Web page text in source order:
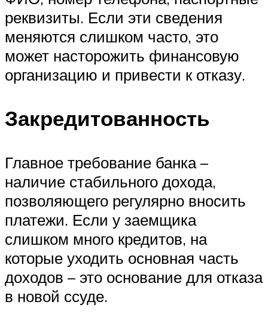
реквизиты. Если эти сведения
меняются слишком часто, это
может насторожить финансовую
организацию и привести к отказу.
Закредитованность
Главное требование банка –
наличие стабильного дохода,
позволяющего регулярно вносить
платежи. Если у заемщика
слишком много кредитов, на
которые уходить основная часть
доходов – это основание для отказа
в новой ссуде.